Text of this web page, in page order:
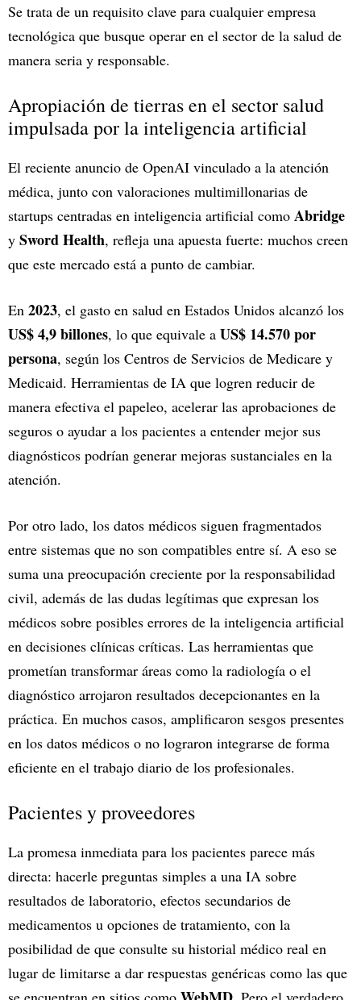
Se trata de un requisito clave para cualquier empresa
tecnológica que busque operar en el sector de la salud de
manera seria y responsable.
Apropiación de tierras en el sector salud
impulsada por la inteligencia artificial
El reciente anuncio de OpenAI vinculado a la atención
médica, junto con valoraciones multimillonarias de
startups centradas en inteligencia artificial como Abridge
y Sword Health, refleja una apuesta fuerte: muchos creen
que este mercado está a punto de cambiar.
En 2023, el gasto en salud en Estados Unidos alcanzó los
US$ 4,9 billones, lo que equivale a US$ 14.570 por
persona, según los Centros de Servicios de Medicare y
Medicaid. Herramientas de IA que logren reducir de
manera efectiva el papeleo, acelerar las aprobaciones de
seguros o ayudar a los pacientes a entender mejor sus
diagnósticos podrían generar mejoras sustanciales en la
atención.
Por otro lado, los datos médicos siguen fragmentados
entre sistemas que no son compatibles entre sí. A eso se
suma una preocupación creciente por la responsabilidad
civil, además de las dudas legítimas que expresan los
médicos sobre posibles errores de la inteligencia artificial
en decisiones clínicas críticas. Las herramientas que
prometían transformar áreas como la radiología o el
diagnóstico arrojaron resultados decepcionantes en la
práctica. En muchos casos, amplificaron sesgos presentes
en los datos médicos o no lograron integrarse de forma
eficiente en el trabajo diario de los profesionales.
Pacientes y proveedores
La promesa inmediata para los pacientes parece más
directa: hacerle preguntas simples a una IA sobre
resultados de laboratorio, efectos secundarios de
medicamentos u opciones de tratamiento, con la
posibilidad de que consulte su historial médico real en
lugar de limitarse a dar respuestas genéricas como las que